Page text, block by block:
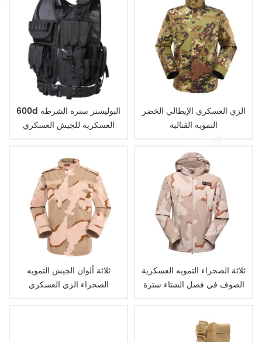
600d البوليستر سترة الشرطة
العسكرية للجيش العسكري
الزي العسكري الإيطالي الخضر
التمويه القتالية
ثلاثة ألوان الجيش التمويه
الصحراء الزي العسكري
ثلاثة الصحراء التمويه العسكرية
الصوف في فصل الشتاء سترة